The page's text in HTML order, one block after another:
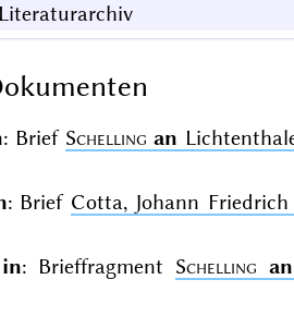
: Brief Schelling an
: Brief Cotta, Johann
: Brieffragment Schelling an